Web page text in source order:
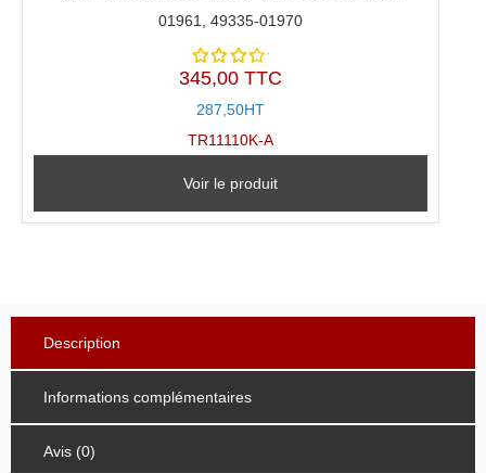
01961, 49335-01970
Note
sur 5
345,00 TTC
287,50HT
TR11110K-A
Voir le produit
Description
Informations complémentaires
Avis (0)